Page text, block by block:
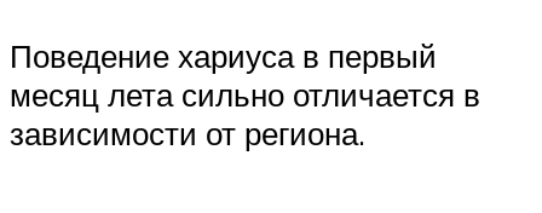
Поведение хариуса в первый
месяц лета сильно отличается в
зависимости от региона.